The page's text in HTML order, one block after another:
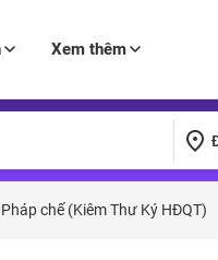
Xem thêm
chế (Kiêm Thư Ký HĐQT)